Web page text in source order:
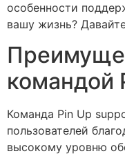
особенности
вашу жизнь?
командой
Команда Pin Up
пользователей
высокому уровню